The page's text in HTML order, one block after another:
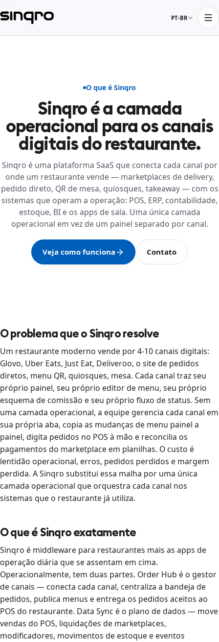
PT-BR
O que é Sinqro
Sinqro é a camada
operacional para os canais
digitais do restaurante.
Sinqro é uma plataforma SaaS que conecta cada canal por
onde um restaurante vende — marketplaces de delivery,
pedido direto, QR de mesa, quiosques, takeaway — com os
sistemas que operam a operação: POS, ERP, contabilidade,
estoque, BI e os apps de sala. Uma única camada
operacional em vez de um painel separado por canal.
Veja como funciona Contato
O problema que o Sinqro resolve
Um restaurante moderno vende por 4-10 canais digitais:
Glovo, Uber Eats, Just Eat, Deliveroo, o site de pedidos
diretos, menu QR, quiosques, mesa. Cada canal traz seu
próprio painel, seu próprio editor de menu, seu próprio
esquema de comissão e seu próprio fluxo de status. Sem
uma camada operacional, a equipe gerencia cada canal em
sua própria aba, copia as mudanças de menu painel a
painel, digita pedidos no POS à mão e reconcilia os
pagamentos do marketplace em planilhas. O custo é
lentidão operacional, erros, pedidos perdidos e margem
perdida. A Sinqro substitui essa malha por uma única
camada operacional que orquestra cada canal nos
sistemas que o restaurante já utiliza.
O que é Sinqro exatamente
Sinqro é middleware para restaurantes mais as apps de
operação diária que se assentam em cima.
Operacionalmente, tem duas partes. Order Hub é o gestor
de canais — conecta cada canal, centraliza a bandeja de
pedidos, publica menus e entrega os pedidos aceitos ao
POS do restaurante. Data Sync é o plano de dados — move
vendas do POS, liquidações de marketplaces,
modificadores, movimentos de estoque e eventos